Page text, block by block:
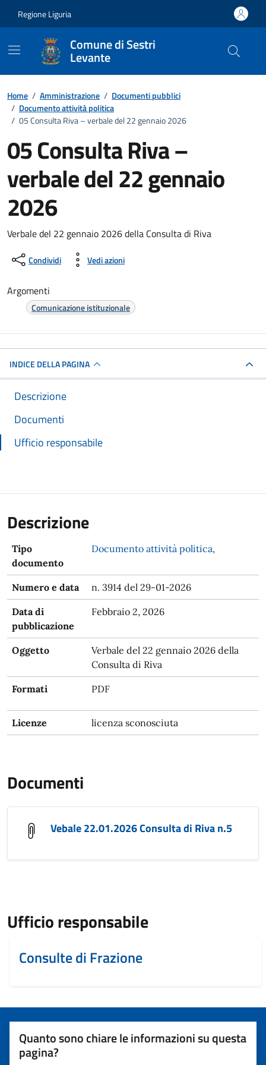
Regione Liguria
Comune di Sestri
Levante
Home / Amministrazione / Documenti pubblici
/ Documento attività politica
/ 05 Consulta Riva – verbale del 22 gennaio 2026
05 Consulta Riva –
verbale del 22 gennaio
2026
Dettagli del documento
Verbale del 22 gennaio 2026 della Consulta di Riva
Condividi Vedi azioni
Argomenti
Comunicazione istituzionale
INDICE DELLA PAGINA
Descrizione
Documenti
Ufficio responsabile
Descrizione
Tipo
documento
Documento attività politica,
Numero e data n. 3914 del 29-01-2026
Data di
pubblicazione
Febbraio 2, 2026
Oggetto
Verbale del 22 gennaio 2026 della
Consulta di Riva
Formati PDF
Licenze licenza sconosciuta
Documenti
Vebale 22.01.2026 Consulta di Riva n.5
Ufficio responsabile
Consulte di Frazione
Quanto sono chiare le informazioni su questa
pagina?